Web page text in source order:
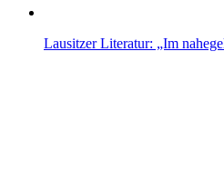
Lausitzer Literatur: „Im